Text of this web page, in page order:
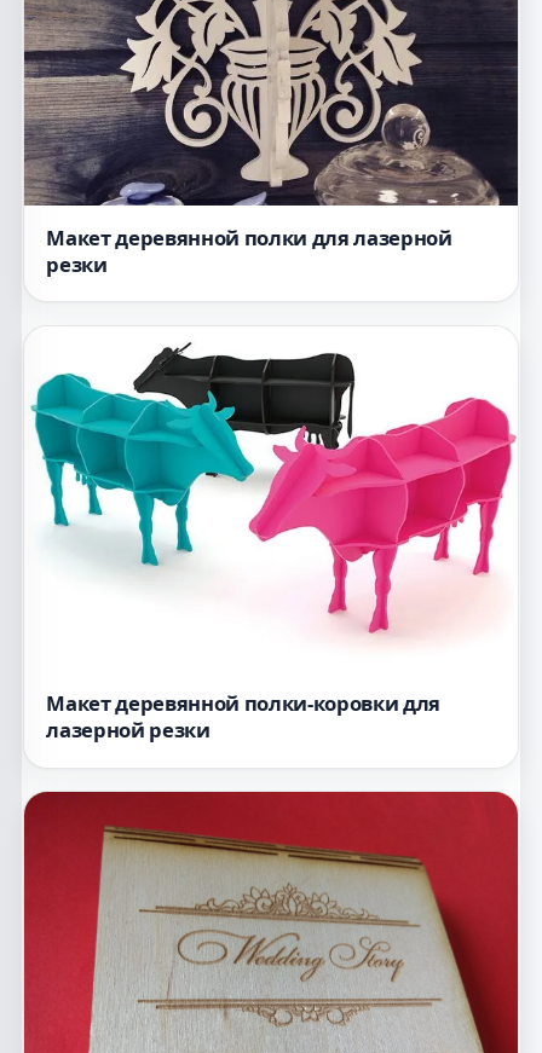
Макет деревянной полки для лазерной
резки
Макет деревянной полки-коровки для
лазерной резки